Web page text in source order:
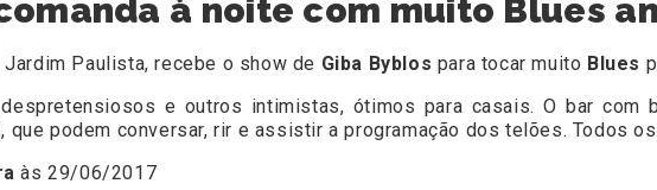
à noite com muito Blues
Paulista, recebe o show de Giba Byblos para tocar muito Blues
e outros intimistas, ótimos para casais. O bar
que podem conversar, rir e assistir a programação dos telões. Todos
às 29/06/2017